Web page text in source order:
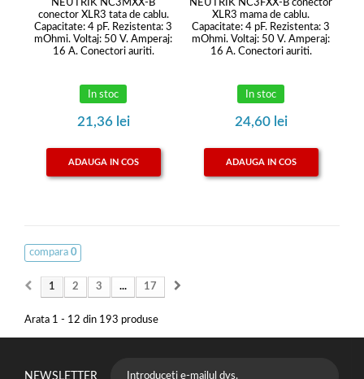
NEUTRIK NC3MXX-B
conector XLR3 tata de cablu.
Capacitate: 4 pF. Rezistenta: 3
mOhmi. Voltaj: 50 V. Amperaj:
16 A. Conectori auriti.
In stoc
21,36 lei
ADAUGA IN COS
NEUTRIK NC3FXX-B conector
XLR3 mama de cablu.
Capacitate: 4 pF. Rezistenta: 3
mOhmi. Voltaj: 50 V. Amperaj:
16 A. Conectori auriti.
In stoc
24,60 lei
ADAUGA IN COS
compara 0
1 2 3 ... 17
Arata 1 - 12 din 193 produse
NEWSLETTER